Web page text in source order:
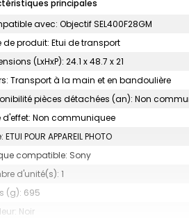
principales
avec: Objectif SEL400F28GM
de produit: Etui de transport
(LxHxP): 24.1 x 48.7 x 21
Transport à la main et en bandoulière
pièces détachées (an): Non
d'effet: Non communiquee
ETUI POUR APPAREIL PHOTO
compatible: Sony
d'unité(s): 1
(g): 695
Noir